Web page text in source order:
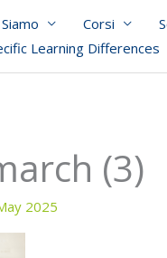
Corsi
Learning Differences
(3)
2025